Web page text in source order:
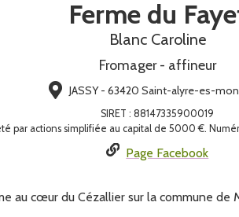
Ferme du
Blanc Caroline
Fromager - affineur
JASSY - 63420 Saint-alyre-es-
SIRET : 88147335900019
par actions simplifiée au capital de 5000 €.
Page Facebook
au cœur du Cézallier sur la commune de